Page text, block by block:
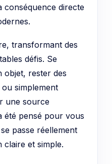
conséquence directe
transformant des
défis. Se
objet, rester des
simplement
une source
été pensé pour vous
passe réellement
et simple.